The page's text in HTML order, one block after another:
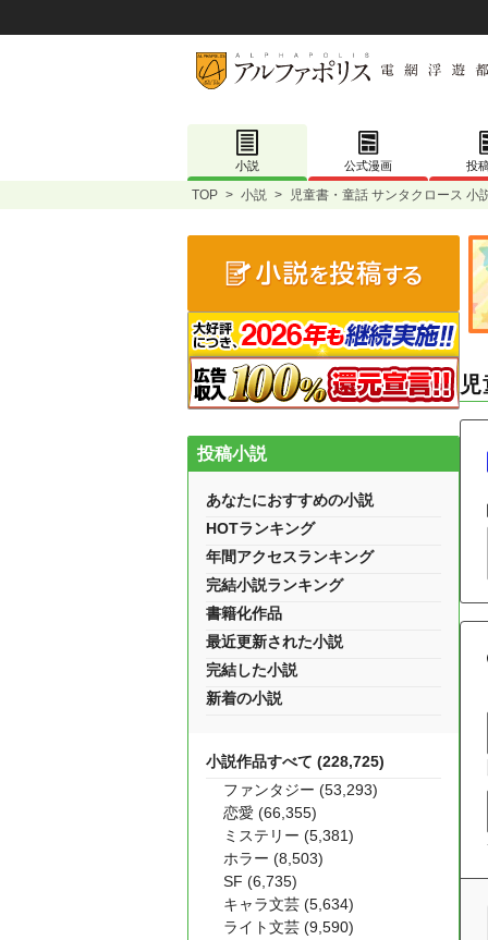
小説 公式漫画 投
TOP > 小説 > 児童書・童話 サンタクロース 小
投稿小説
あなたにおすすめの小説
HOTランキング
年間アクセスランキング
完結小説ランキング
書籍化作品
最近更新された小説
完結した小説
新着の小説
小説作品すべて (228,725)
ファンタジー (53,293)
恋愛 (66,355)
ミステリー (5,381)
ホラー (8,503)
SF (6,735)
キャラ文芸 (5,634)
ライト文芸 (9,590)